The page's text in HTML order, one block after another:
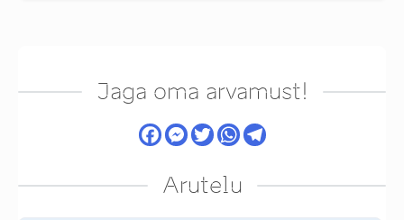
Jaga oma arvamust!
Arutelu